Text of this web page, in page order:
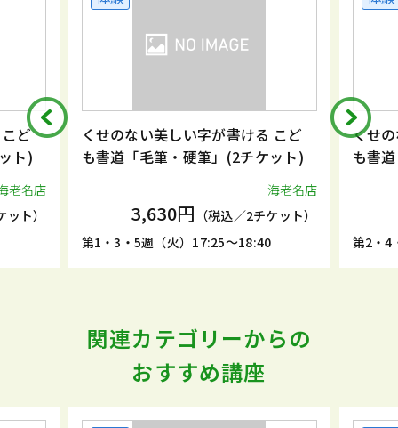
ど
ト)
老名店
ト）
くせのない美しい字が書ける こど
も書道「毛筆・硬筆」(2チケット)
海老名店
3,630円 （税込／2チケット）
第1・3・5週（火）17:25～18:40
くせ
も書
第2・4
関連カテゴリーからの
おすすめ講座